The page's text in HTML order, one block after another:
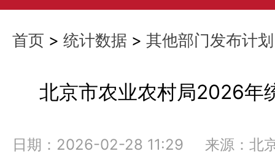
首页 > 统计数据 > 其他部门发布计划
北京市农业农村局2026年
日期：2026-02-28 11:29 来源：北